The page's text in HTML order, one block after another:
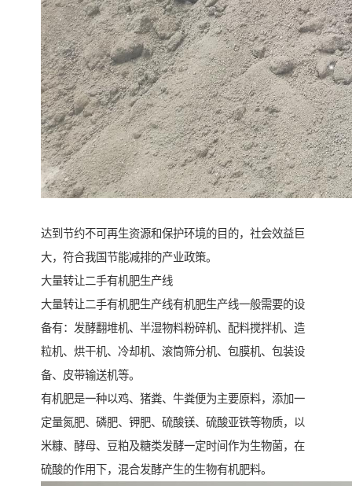
达到节约不可再生资源和保护环境的目的，社会效益巨
大，符合我国节能减排的产业政策。
大量转让二手有机肥生产线
大量转让二手有机肥生产线有机肥生产线一般需要的设
备有：发酵翻堆机、半湿物料粉碎机、配料搅拌机、造
粒机、烘干机、冷却机、滚筒筛分机、包膜机、包装设
备、皮带输送机等。
有机肥是一种以鸡、猪粪、牛粪便为主要原料，添加一
定量氮肥、磷肥、钾肥、硫酸镁、硫酸亚铁等物质，以
米糠、酵母、豆粕及糖类发酵一定时间作为生物菌，在
硫酸的作用下，混合发酵产生的生物有机肥料。